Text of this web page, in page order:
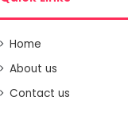
Home
About us
Contact us